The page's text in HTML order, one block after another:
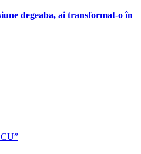
degeaba, ai transformat-o în